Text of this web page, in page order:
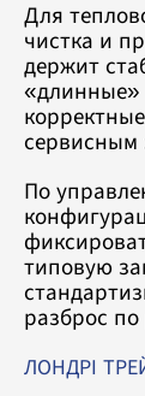
Для
чистка и
держит
«длинные»
сервисным
По
типовую
разброс по
ЛОНДРІ